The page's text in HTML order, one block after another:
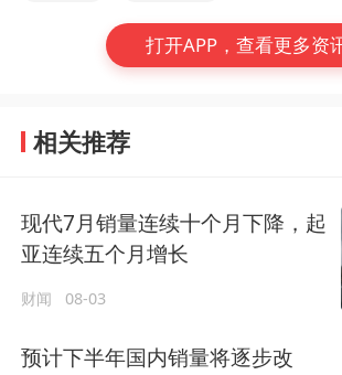
打开APP，查看更多资
相关推荐
现代7月销量连续十个月下降，起
亚连续五个月增长
财闻 08-03
预计下半年国内销量将逐步改